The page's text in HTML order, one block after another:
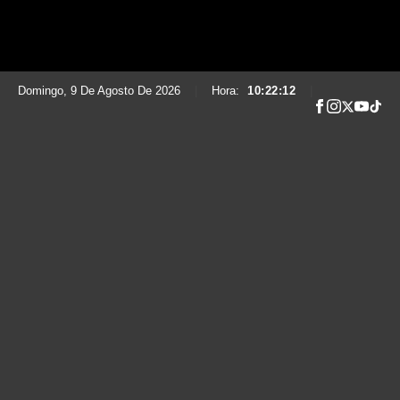
Domingo, 9 De Agosto De 2026 Hora: 10:22:13